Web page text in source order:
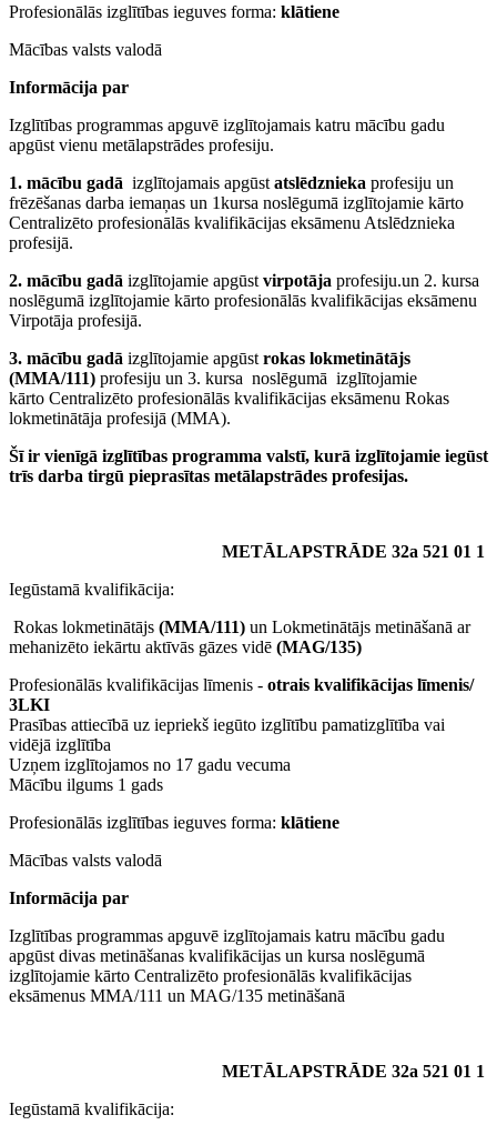
Profesionālās izglītības ieguves forma: klātiene
Mācības valsts valodā
Informācija par
Izglītības programmas apguvē izglītojamais katru mācību gadu
apgūst vienu metālapstrādes profesiju.
1. mācību gadā izglītojamais apgūst atslēdznieka profesiju un
frēzēšanas darba iemaņas un 1kursa noslēgumā izglītojamie kārto
Centralizēto profesionālās kvalifikācijas eksāmenu Atslēdznieka
profesijā.
2. mācību gadā izglītojamie apgūst virpotāja profesiju.un 2. kursa
noslēgumā izglītojamie kārto profesionālās kvalifikācijas eksāmenu
Virpotāja profesijā.
3. mācību gadā izglītojamie apgūst rokas lokmetinātājs
(MMA/111) profesiju un 3. kursa noslēgumā izglītojamie
kārto Centralizēto profesionālās kvalifikācijas eksāmenu Rokas
lokmetinātāja profesijā (MMA).
Šī ir vienīgā izglītības programma valstī, kurā izglītojamie iegūst
trīs darba tirgū pieprasītas metālapstrādes profesijas.
METĀLAPSTRĀDE 32a 521 01 1
Iegūstamā kvalifikācija:
Rokas lokmetinātājs (MMA/111) un Lokmetinātājs metināšanā ar
mehanizēto iekārtu aktīvās gāzes vidē (MAG/135)
Profesionālās kvalifikācijas līmenis - otrais kvalifikācijas līmenis/
3LKI
Prasības attiecībā uz iepriekš iegūto izglītību pamatizglītība vai
vidējā izglītība
Uzņem izglītojamos no 17 gadu vecuma
Mācību ilgums 1 gads
Profesionālās izglītības ieguves forma: klātiene
Mācības valsts valodā
Informācija par
Izglītības programmas apguvē izglītojamais katru mācību gadu
apgūst divas metināšanas kvalifikācijas un kursa noslēgumā
izglītojamie kārto Centralizēto profesionālās kvalifikācijas
eksāmenus MMA/111 un MAG/135 metināšanā
METĀLAPSTRĀDE 32a 521 01 1
Iegūstamā kvalifikācija: